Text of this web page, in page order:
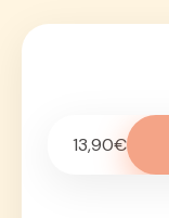
13,90€